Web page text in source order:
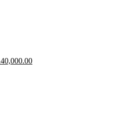
40,000.00